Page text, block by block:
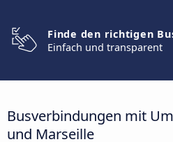
Finde den richtigen
Einfach und transparent
Busverbindungen mit
und Marseille